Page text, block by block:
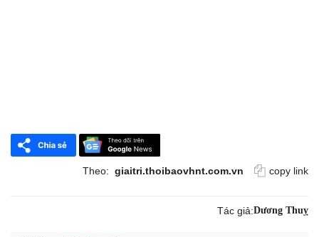
Theo: giaitri.thoibaovhnt.com.vn copy link
Tác giả:Dương Thuỵ